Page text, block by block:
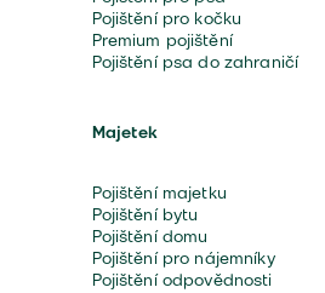
Pojištění pro kočku
Premium pojištění
Pojištění psa do zahraničí
Majetek
Pojištění majetku
Pojištění bytu
Pojištění domu
Pojištění pro nájemníky
Pojištění odpovědnosti